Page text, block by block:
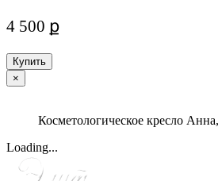
4 500 ք
Купить
×
Косметологическое кресло Анна,
Loading...